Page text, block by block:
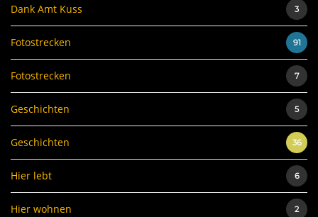
Dank Amt Kuss 3
Fotostrecken 91
Fotostrecken 7
Geschichten 5
Geschichten 36
Hier lebt 6
Hier wohnen 2